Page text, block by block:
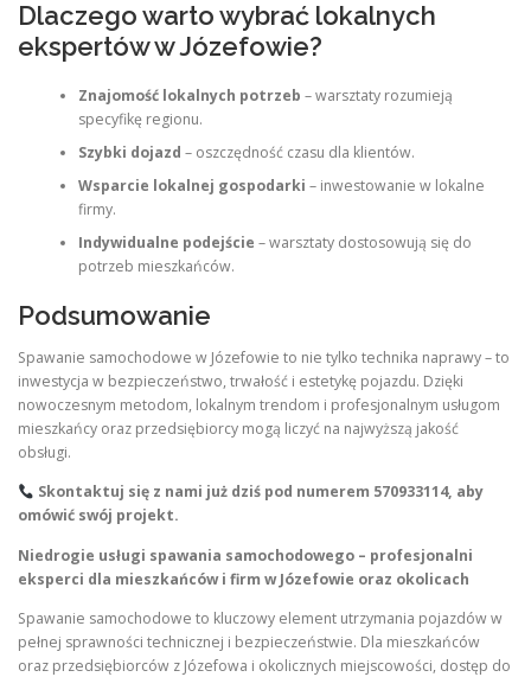
Dlaczego warto wybrać lokalnych
ekspertów w Józefowie?
Znajomość lokalnych potrzeb – warsztaty rozumieją
specyfikę regionu.
Szybki dojazd – oszczędność czasu dla klientów.
Wsparcie lokalnej gospodarki – inwestowanie w lokalne
firmy.
Indywidualne podejście – warsztaty dostosowują się do
potrzeb mieszkańców.
Podsumowanie
Spawanie samochodowe w Józefowie to nie tylko technika naprawy – to
inwestycja w bezpieczeństwo, trwałość i estetykę pojazdu. Dzięki
nowoczesnym metodom, lokalnym trendom i profesjonalnym usługom
mieszkańcy oraz przedsiębiorcy mogą liczyć na najwyższą jakość
obsługi.
Skontaktuj się z nami już dziś pod numerem 570933114, aby
omówić swój projekt.
Niedrogie usługi spawania samochodowego – profesjonalni
eksperci dla mieszkańców i firm w Józefowie oraz okolicach
Spawanie samochodowe to kluczowy element utrzymania pojazdów w
pełnej sprawności technicznej i bezpieczeństwie. Dla mieszkańców
oraz przedsiębiorców z Józefowa i okolicznych miejscowości, dostęp do